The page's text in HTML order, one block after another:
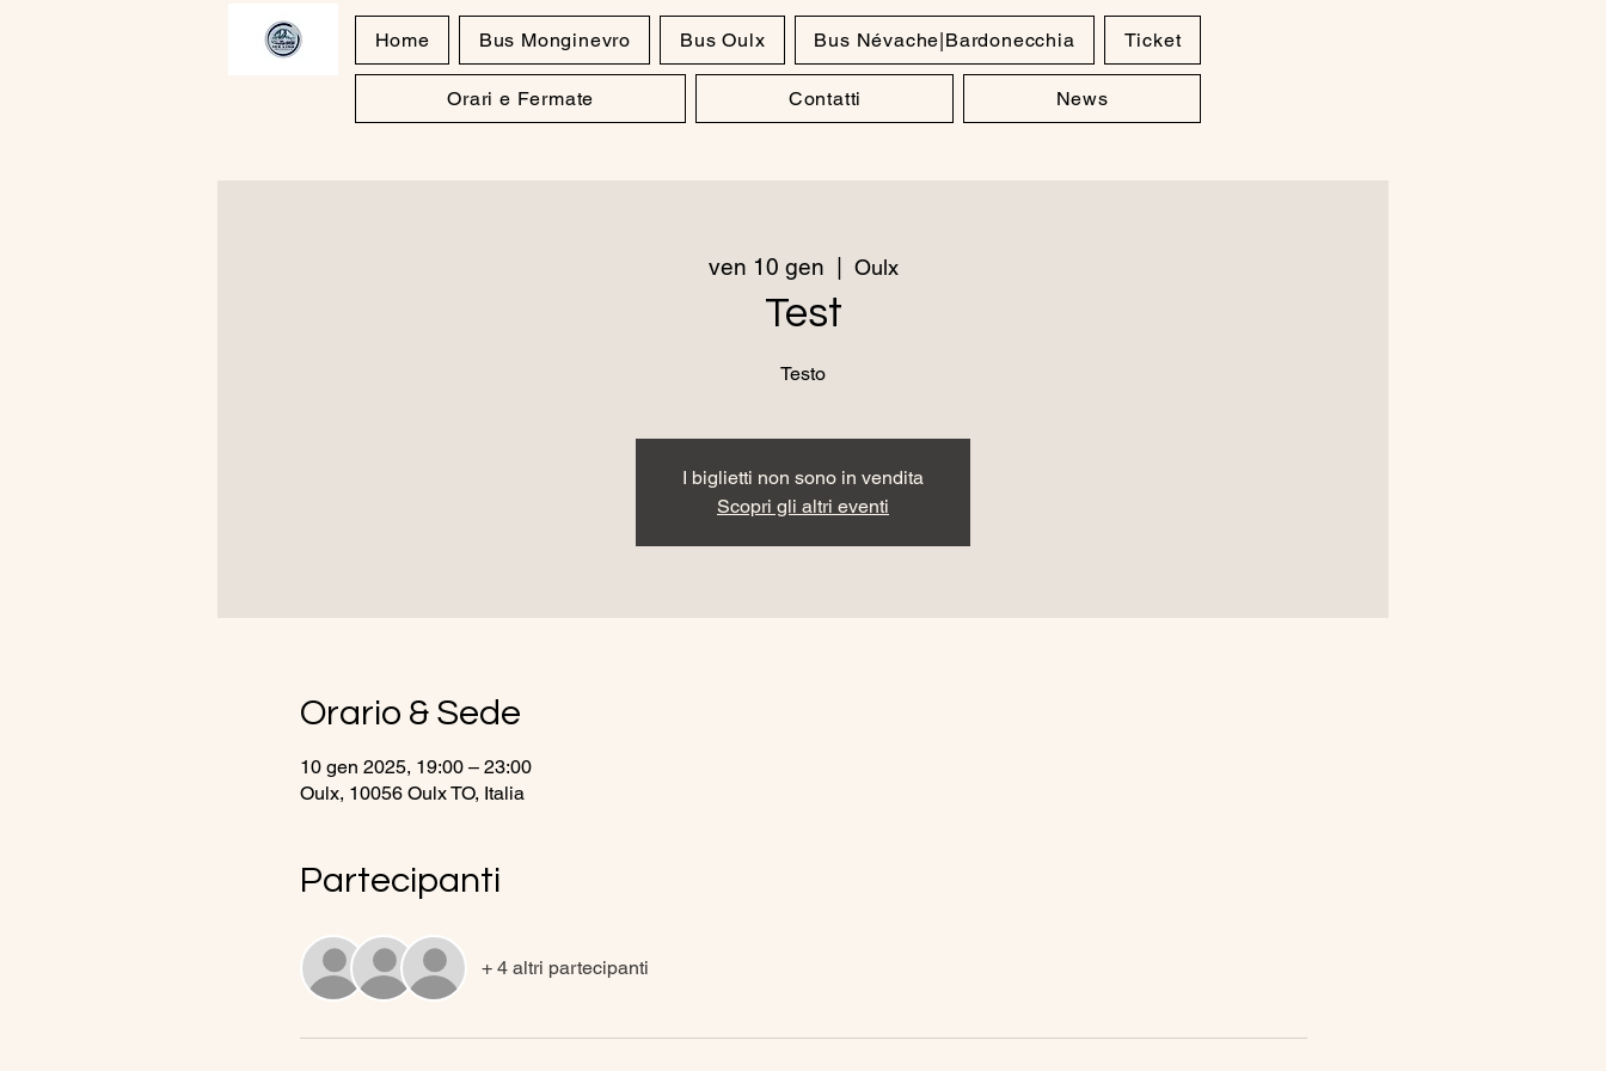
Home Bus Monginevro Bus Oulx Bus Névache|Bardonecchia Ticket
Orari e Fermate Contatti News
ven 10 gen Oulx
Test
Testo
I biglietti non sono in vendita
Scopri gli altri eventi
Orario & Sede
10 gen 2025, 19:00 – 23:00
Oulx, 10056 Oulx TO, Italia
Partecipanti
+ 4 altri partecipanti